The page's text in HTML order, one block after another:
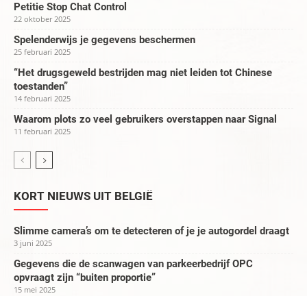
Petitie Stop Chat Control
22 oktober 2025
Spelenderwijs je gegevens beschermen
25 februari 2025
“Het drugsgeweld bestrijden mag niet leiden tot Chinese
toestanden”
14 februari 2025
Waarom plots zo veel gebruikers overstappen naar Signal
11 februari 2025
KORT NIEUWS UIT BELGIË
Slimme camera’s om te detecteren of je je autogordel draagt
3 juni 2025
Gegevens die de scanwagen van parkeerbedrijf OPC
opvraagt zijn “buiten proportie”
15 mei 2025